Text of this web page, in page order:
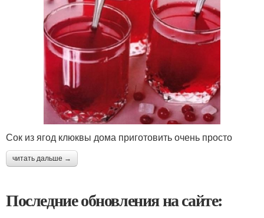
Сок из ягод клюквы дома приготовить очень просто
читать дальше →
Последние обновления на сайте: